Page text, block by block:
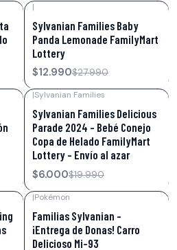
|
Sylvanian Families Baby
Panda Lemonade FamilyMart
Lottery
$12.990$27.990
|Sylvanian Families
Sylvanian Families Delicious
Parade 2024 – Bebé Conejo
Copa de Helado FamilyMart
Lottery - Envío al azar
$6.000$19.990
|Pokémon
Familias Sylvanian -
¡Entrega de Donas! Carro
Delicioso Mi-93